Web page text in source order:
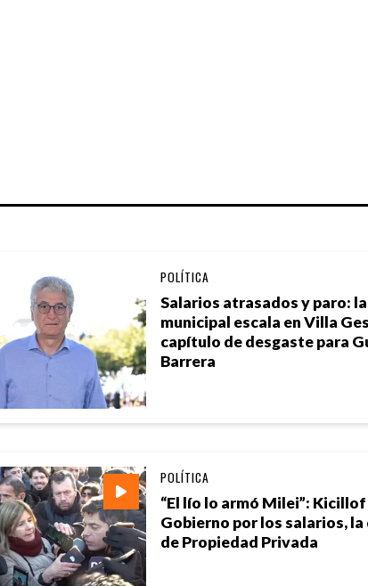
Salarios atrasados y paro:
municipal escala en Villa
capítulo de desgaste para
Barrera
POLÍTICA
“El lío lo armó Milei”:
Gobierno por los salarios, la
de Propiedad Privada
POLÍTICA